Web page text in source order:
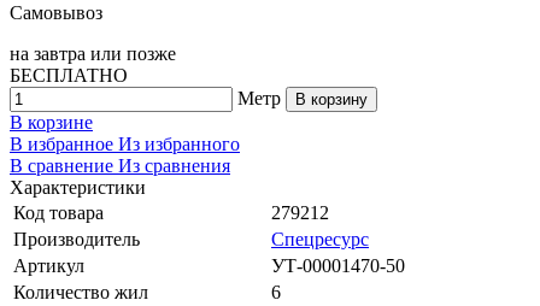
Самовывоз
на завтра или позже
БЕСПЛАТНО
Метр
В корзину
В корзине
В избранное Из избранного
В сравнение Из сравнения
Характеристики
Код товара
279212
Производитель
Спецресурс
Артикул
УТ-00001470-50
Количество жил
6